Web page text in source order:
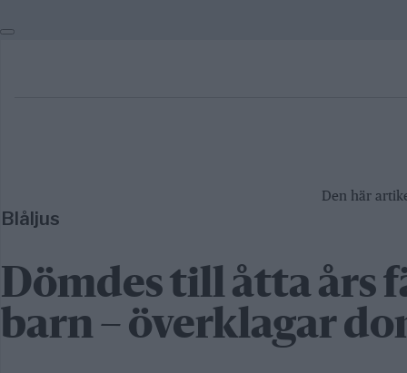
Den här
Blåljus
Dömdes till åtta års
barn – överklagar